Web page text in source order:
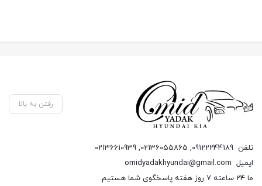
رفتن به بالا
تلفن 09122244189
,
02136055865
,
02136610939
ایمیل omidyadakhyundai@gmail.com
ما 24 ساعته 7 روز هفته پاسخگوی شما هستیم.